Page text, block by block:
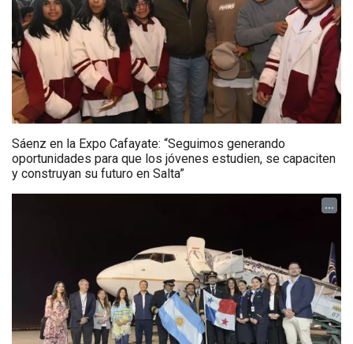
Sáenz en la Expo Cafayate: “Seguimos generando
oportunidades para que los jóvenes estudien, se capaciten
y construyan su futuro en Salta”
...